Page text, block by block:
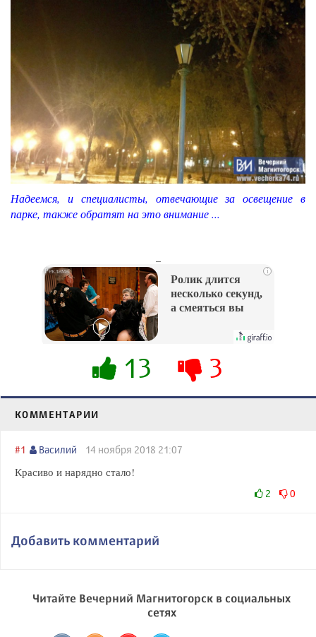
Надеемся, и специалисты, отвечающие за освещение в
парке, также обратят на это внимание ...
i
Ролик длится
несколько секунд,
а смеяться вы
13 3
КОММЕНТАРИИ
#1 Василий 14 ноября 2018 21:07
Красиво и нарядно стало!
2 0
Добавить комментарий
Читайте Вечерний Магнитогорск в социальных
сетях